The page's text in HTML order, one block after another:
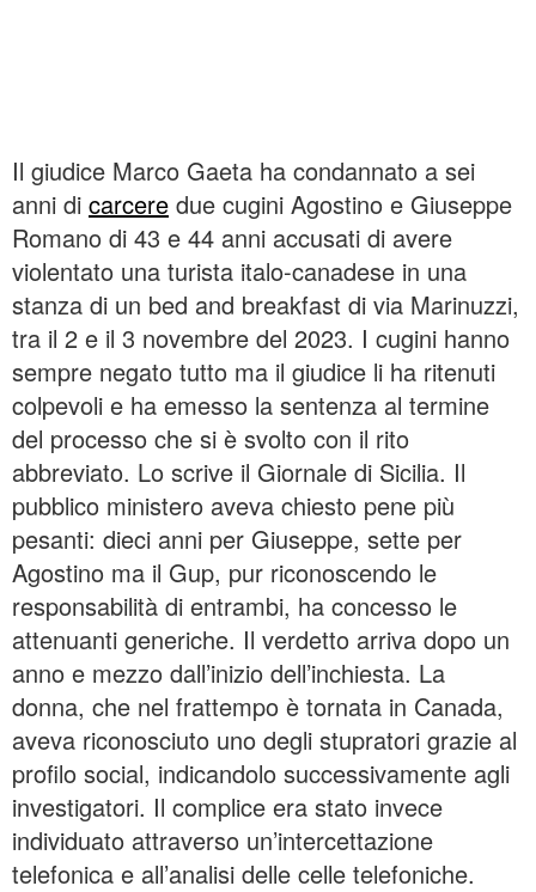
Il giudice Marco Gaeta ha condannato a sei
anni di carcere due cugini Agostino e Giuseppe
Romano di 43 e 44 anni accusati di avere
violentato una turista italo-canadese in una
stanza di un bed and breakfast di via Marinuzzi,
tra il 2 e il 3 novembre del 2023. I cugini hanno
sempre negato tutto ma il giudice li ha ritenuti
colpevoli e ha emesso la sentenza al termine
del processo che si è svolto con il rito
abbreviato. Lo scrive il Giornale di Sicilia. Il
pubblico ministero aveva chiesto pene più
pesanti: dieci anni per Giuseppe, sette per
Agostino ma il Gup, pur riconoscendo le
responsabilità di entrambi, ha concesso le
attenuanti generiche. Il verdetto arriva dopo un
anno e mezzo dall’inizio dell’inchiesta. La
donna, che nel frattempo è tornata in Canada,
aveva riconosciuto uno degli stupratori grazie al
profilo social, indicandolo successivamente agli
investigatori. Il complice era stato invece
individuato attraverso un’intercettazione
telefonica e all’analisi delle celle telefoniche.